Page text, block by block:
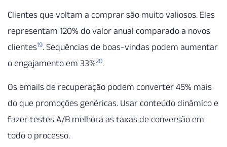
Clientes que voltam a comprar são muito valiosos. Eles
representam 120% do valor anual comparado a novos
clientes19. Sequências de boas-vindas podem aumentar
o engajamento em 33%20.
Os emails de recuperação podem converter 45% mais
do que promoções genéricas. Usar conteúdo dinâmico e
fazer testes A/B melhora as taxas de conversão em
todo o processo.